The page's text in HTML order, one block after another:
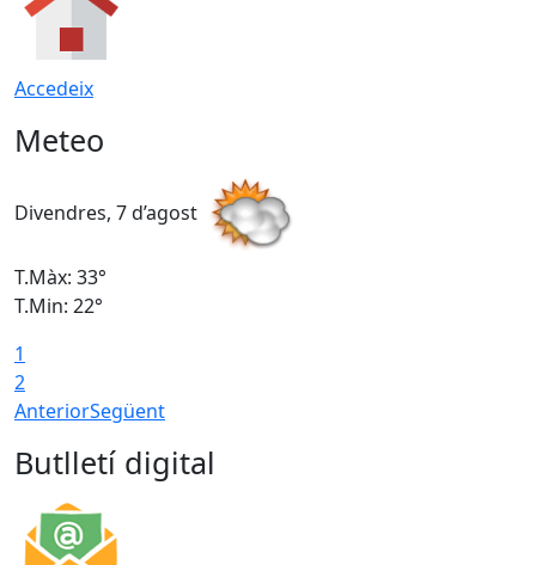
Accedeix
Meteo
Divendres, 7 d’agost
T.Màx: 33°
T.Min: 22°
1
2
AnteriorSegüent
Butlletí digital